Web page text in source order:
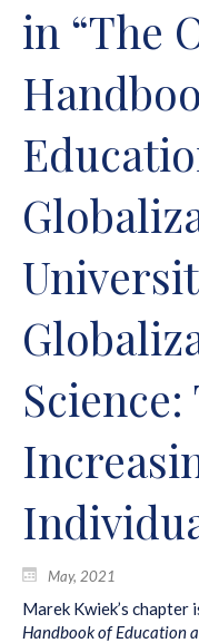
in “The
Science:
May, 2021
Marek Kwiek’s chapter
Handbook of Education